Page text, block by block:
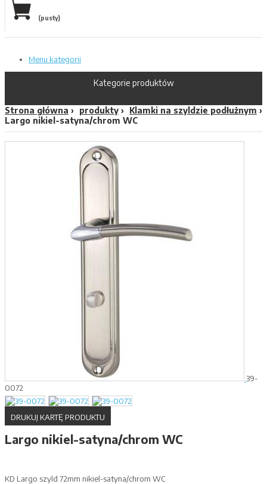
(pusty)
Menu kategorii
Kategorie produktów
Strona główna produkty
Klamki na szyldzie podłużnym
Largo nikiel-satyna/chrom WC
39-
0072
DRUKUJ KARTĘ PRODUKTU
Largo nikiel-satyna/chrom WC
KD Largo szyld 72mm nikiel-satyna/chrom WC